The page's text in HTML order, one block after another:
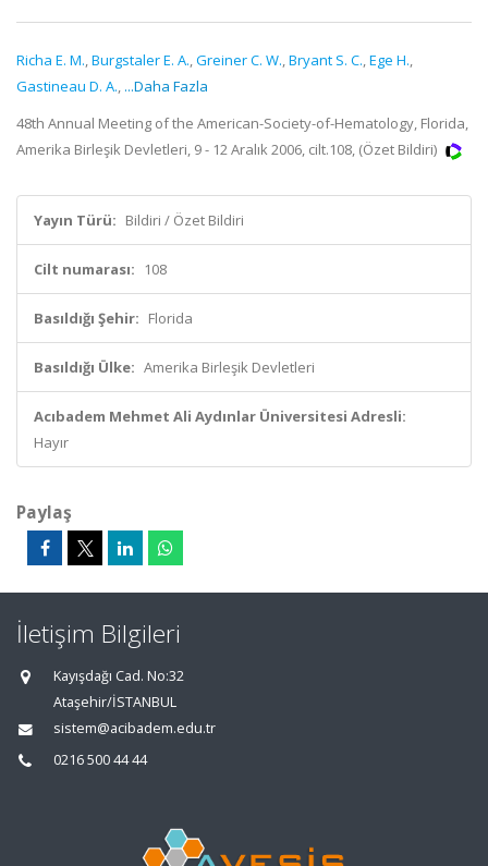
Richa E. M.,Burgstaler E. A.,Greiner C. W.,Bryant S. C.,Ege H.,
Gastineau D. A., ...Daha Fazla
48th Annual Meeting of the American-Society-of-Hematology, Florida,
Amerika Birleşik Devletleri, 9 - 12 Aralık 2006, cilt.108, (Özet Bildiri)
Yayın Türü: Bildiri / Özet Bildiri
Cilt numarası: 108
Basıldığı Şehir: Florida
Basıldığı Ülke: Amerika Birleşik Devletleri
Acıbadem Mehmet Ali Aydınlar Üniversitesi Adresli:
Hayır
Paylaş
İletişim Bilgileri
Kayışdağı Cad. No:32
Ataşehir/İSTANBUL
sistem@acibadem.edu.tr
0216 500 44 44